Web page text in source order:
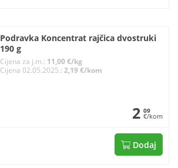
Podravka Koncentrat rajčica dvostruki
190 g
Cijena za j.m.: 11,00 €/kg
Cijena 02.05.2025.: 2,19 €/kom
2 09
€/kom
Dodaj